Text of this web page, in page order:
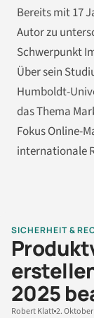
Bereits mit 17
Autor zu
Schwerpunkt
Über sein
Humboldt-
das Thema
Fokus Online-
internationale
SICHERHEIT &
2025
Robert Klatt2.